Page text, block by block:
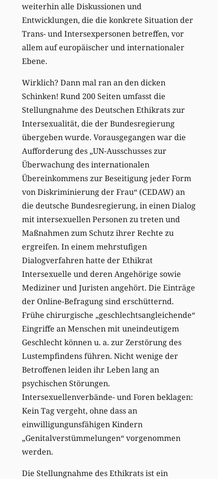
weiterhin alle Diskussionen und
Entwicklungen, die die konkrete Situation der
Trans- und Intersexpersonen betreffen, vor
allem auf europäischer und internationaler
Ebene.
Wirklich? Dann mal ran an den dicken
Schinken! Rund 200 Seiten umfasst die
Stellungnahme des Deutschen Ethikrats zur
Intersexualität, die der Bundesregierung
übergeben wurde. Vorausgegangen war die
Aufforderung des „UN-Ausschusses zur
Überwachung des internationalen
Übereinkommens zur Beseitigung jeder Form
von Diskriminierung der Frau“ (CEDAW) an
die deutsche Bundesregierung, in einen Dialog
mit intersexuellen Personen zu treten und
Maßnahmen zum Schutz ihrer Rechte zu
ergreifen. In einem mehrstufigen
Dialogverfahren hatte der Ethikrat
Intersexuelle und deren Angehörige sowie
Mediziner und Juristen angehört. Die Einträge
der Online-Befragung sind erschütternd.
Frühe chirurgische „geschlechtsangleichende“
Eingriffe an Menschen mit uneindeutigem
Geschlecht können u. a. zur Zerstörung des
Lustempfindens führen. Nicht wenige der
Betroffenen leiden ihr Leben lang an
psychischen Störungen.
Intersexuellenverbände- und Foren beklagen:
Kein Tag vergeht, ohne dass an
einwilligungunsfähigen Kindern
„Genitalverstümmelungen“ vorgenommen
werden.
Die Stellungnahme des Ethikrats ist ein